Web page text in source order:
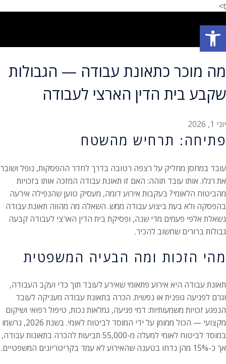
t>
מה מוכר כתאונת עבודה — הגבולות
שקבע בית הדין הארצי לעבודה
יוני 1, 2026
פתיחה: תרחיש מהשטח
עובד במחסן מחליק על רצפה רטובה בדרך לחדר ההפסקות, נופל ושובר
את רגלו. אותו עובד תוהה: האם זו תאונת עבודה המזכה אותו בזכויות
מהביטוח הלאומי? בעקבות אירוע דומה, מעסיק טוען שהנפילה אירעה
בהפסקה ולא בעת ביצוע עבודה ממש. השאלה מה מהווה תאונת עבודה
נשאלת אלפי פעמים מדי שנה, ופסיקת בית הדין הארצי לעבודה קבעה
גבולות ברורים שחשוב להכיר.
מהי הזכות ומה הבעיה המשפטית
תאונת עבודה היא אירוע פתאומי שאירע לעובד תוך כדי ועקב העבודה,
וגרם לפגיעה גופנית או נפשית. הכרה בתאונת עבודה מעניקה לעובד
הנפגע זכויות משמעותיות: דמי פגיעה, גמלאות נכות, טיפול רפואי ושיקום
מקצועי — הכול ממומן על ידי המוסד לביטוח לאומי. בשנת 2026, נרשמו
במוסד לביטוח לאומי למעלה מ-55,000 תביעות להכרה בתאונות עבודה,
אך כ-15% מהן נדחו בטענה שהאירוע לא עמד בקריטריונים המשפטיים.
פתח סרגל נגישות